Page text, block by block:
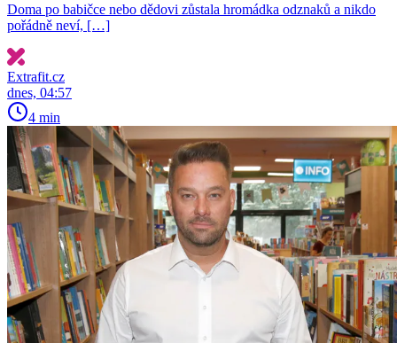
Doma po babičce nebo dědovi zůstala hromádka odznaků a nikdo
pořádně neví, […]
Extrafit.cz
dnes, 04:57
4 min